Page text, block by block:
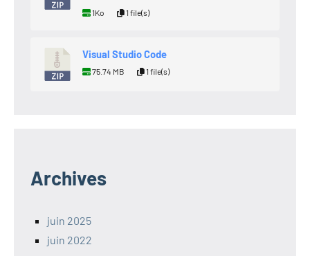
1Ko 1 file(s)
Visual Studio Code
75.74 MB 1 file(s)
Archives
juin 2025
juin 2022